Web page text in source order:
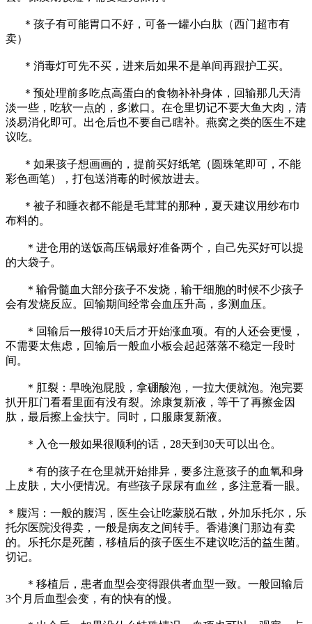
＊孩子有可能胃口不好，可备一罐小白肽（西门超市有
卖）
＊消毒灯可先不买，进来后如果不是单间再跟护工买。
＊预处理前多吃点高蛋白的食物补补身体，回输那几天清
淡一些，吃软一点的，多漱口。在仓里切记不要大鱼大肉，清
淡易消化即可。出仓后也不要自己瞎补。燕窝之类的医生不建
议吃。
＊如果孩子想画画的，提前买好纸笔（圆珠笔即可，不能
彩色画笔），打包送消毒的时候放进去。
＊被子和睡衣都不能是毛茸茸的那种，夏天建议用纱布巾
布料的。
＊进仓用的送饭高压锅最好准备两个，自己先买好可以提
的大袋子。
＊输骨髓血大部分孩子不发烧，输干细胞的时候不少孩子
会有发烧反应。回输期间经常会血压升高，多测血压。
＊回输后一般得10天后才开始涨血项。有的人还会更慢，
不需要太焦虑，回输后一般血小板会起起落落不稳定一段时
间。
＊肛裂：早晚泡屁股，拿硼酸泡，一拉大便就泡。泡完要
扒开肛门看看里面有没有裂。涂康复新液，等干了再擦金因
肽，最后擦上金扶宁。同时，口服康复新液。
＊入仓一般如果很顺利的话，28天到30天可以出仓。
＊有的孩子在仓里就开始排异，要多注意孩子的血氧和身
上皮肤，大小便情况。有些孩子尿尿有血丝，多注意看一眼。
＊腹泻：一般的腹泻，医生会让吃蒙脱石散，外加乐托尔，乐
托尔医院没得卖，一般是病友之间转手。香港澳门那边有卖
的。乐托尔是死菌，移植后的孩子医生不建议吃活的益生菌。
切记。
＊移植后，患者血型会变得跟供者血型一致。一般回输后
3个月后血型会变，有的快有的慢。